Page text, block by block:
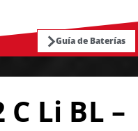
Guía de Baterías
C Li BL –